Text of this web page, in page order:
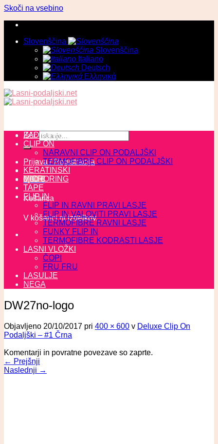
Skoči na vsebino
Slovenščina
Slovenščina
Italiano
Deutsch
Ελληνικά
Išči:
Prijava / Registracija
0,00€
Košarica
V košarici ni izdelkov.
ZADNJI KOSI
CLIP ON
NARAVNI CLIP ON PODALJŠKI
TERMOFIBRE CLIP ON PODALJŠKI
KERATINSKI
MICRORING
TAPE
FLIP IN
FLIP IN RAVNI PRAVI LASJE
FLIP IN VALOVITI PRAVI LASJE
TERMOFIBRE RAVNI LASJE
FUNKY FLIP IN
TERMOFIBRE KODRASTI LASJE
LASNI VLOŽKI
ČOPI
FRU FRU
LASULJE
NEGA
DW27no-logo
Objavljeno 20/10/2017 pri 400 × 600 v Deluxe Clip On
Podaljški – #1 Črna
Komentarji in povratne povezave so zaprte.
← Prejšnji
Naslednji →